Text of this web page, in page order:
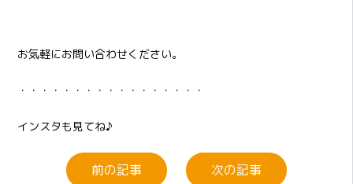
お気軽にお問い合わせください。
・・・・・・・・・・・・・・・・・
インスタも見てね♪
前の記事 次の記事